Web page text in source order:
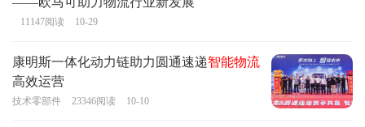
11147阅读 10-29
康明斯一体化动力链助力圆通速递智能物流
高效运营
技术零部件 23346阅读 10-10